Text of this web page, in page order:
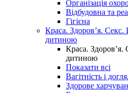
Організація
Відбудовна та
Гігієна
Краса. Здоров’я. Секс.
дитиною
Краса. Здоров’я.
дитиною
Показати всі
Вагітність і
Здорове